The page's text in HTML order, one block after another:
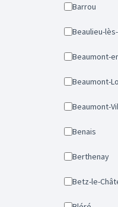
Barrou
Beaulieu-
Beaumont-
Beaumont-
Beaumont-
Benais
Berthenay
Betz-le-